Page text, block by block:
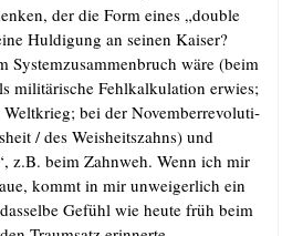
der die Form eines „dou­ble
Hul­di­gung an sei­nen Kai­ser?
Sys­tem­zu­sam­men­bruch wäre (beim
mili­tä­ri­sche Fehl­kal­ku­la­ti­on erwies;
bei der Novem­ber­re­vo­lu­ti­
/​ des Weis­heits­zahns) und
z.B. beim Zahn­weh. Wenn ich mir
kommt in mir unwei­ger­lich ein
Gefühl wie heu­te früh beim